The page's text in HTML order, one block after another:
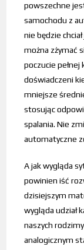
powszechne
samochodu z
nie będzie
można zżymać
poczucie pełnej
doświadczeni
mniejsze
stosując
spalania. Nie
automatyczne
A jak wygląda
powinien iść
dzisiejszym
wygląda udział
naszych
analogicznym